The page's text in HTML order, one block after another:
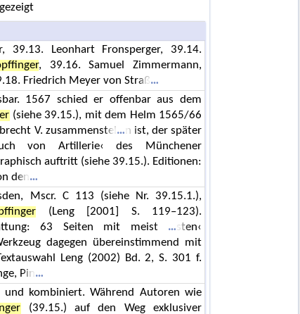
39.13. Leonhart Fronsperger, 39.14.
, 39.16. Samuel Zimmermann,
Friedrich Meyer von Straß
1567 schied er offenbar aus dem
(siehe 39.15.), mit dem Helm 1565/66
V. zusammenstel
n ist, der später
von Artillerie‹ des Münchener
auftritt (siehe 39.15.). Editionen:
den
Mscr. C 113 (siehe Nr. 39.15.1.),
(Leng [2001] S. 119–123).
63 Seiten mit meist
sten‹
dagegen übereinstimmend mit
Leng (2002) Bd. 2, S. 301 f.
Pin
kombiniert. Während Autoren wie
(39.15.) auf den Weg exklusiver